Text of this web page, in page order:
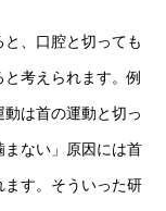
、口腔と切っても
考えられます。例
は首の運動と切っ
ない」原因には首
す。そういった研